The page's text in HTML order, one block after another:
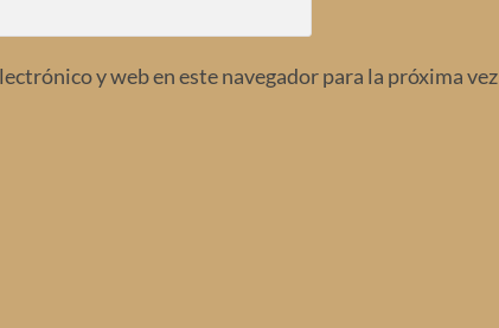
y web en este navegador para la próxima vez